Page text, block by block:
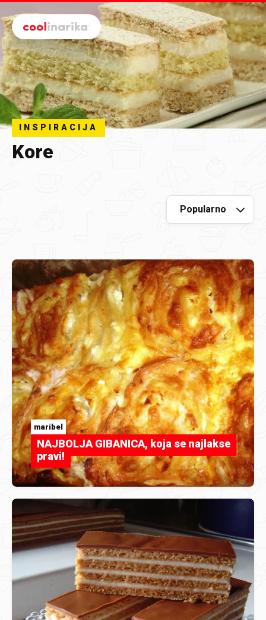
Preskoči na glavni sadržaj
INSPIRACIJA
Kore
maribel
NAJBOLJA GIBANICA, koja se najlakse
pravi!